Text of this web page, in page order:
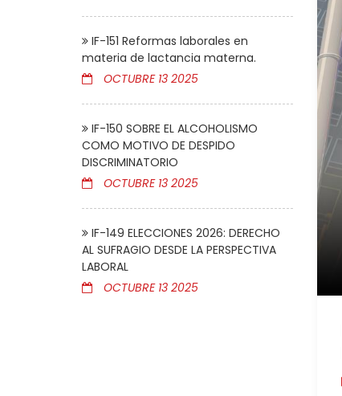
IF-151 Reformas laborales en
materia de lactancia materna.
OCTUBRE 13 2025
IF-150 SOBRE EL ALCOHOLISMO
COMO MOTIVO DE DESPIDO
DISCRIMINATORIO
OCTUBRE 13 2025
IF-149 ELECCIONES 2026: DERECHO
AL SUFRAGIO DESDE LA PERSPECTIVA
LABORAL
OCTUBRE 13 2025